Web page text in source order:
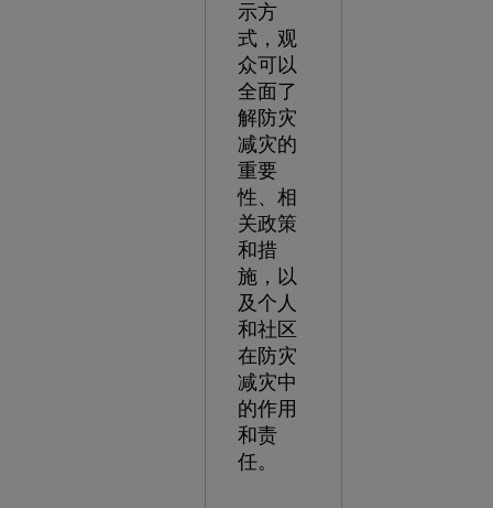
示方
式，观
众可以
全面了
解防灾
减灾的
重要
性、相
关政策
和措
施，以
及个人
和社区
在防灾
减灾中
的作用
和责
任。